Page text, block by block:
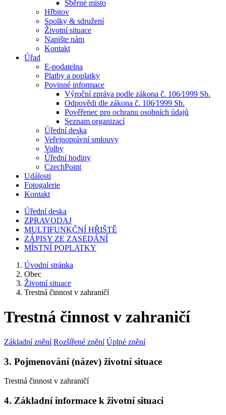
Sběrné místo
Hřbitov
Spolky & sdružení
Životní situace
Napište nám
Kontakt
Úřad
E-podatelna
Platby a poplatky
Povinné informace
Výroční zpráva podle zákona č. 106⁄1999 Sb.
Odpovědi dle zákona č. 106⁄1999 Sb.
Pověřenec pro ochranu osobních údajů
Seznam organizací
Úřední deska
Veřejnoprávní smlouvy
Volby
Úřední hodiny
CzechPoint
Události
Fotogalerie
Kontakt
Úřední deska
ZPRAVODAJ
MULTIFUNKČNÍ HŘIŠTĚ
ZÁPISY ZE ZASEDÁNÍ
MÍSTNÍ POPLATKY
Úvodní stránka
Obec
Životní situace
Trestná činnost v zahraničí
Trestná činnost v zahraničí
Základní znění Rozšířené znění Úplné znění
3. Pojmenování (název) životní situace
Trestná činnost v zahraničí
4. Základní informace k životní situaci